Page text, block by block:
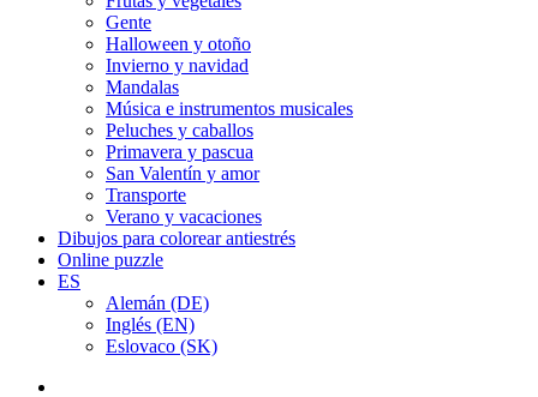
Gente
Halloween y otoño
Invierno y navidad
Mandalas
Música e instrumentos musicales
Peluches y caballos
Primavera y pascua
San Valentín y amor
Transporte
Verano y vacaciones
Dibujos para colorear antiestrés
Online puzzle
ES
Alemán (DE)
Inglés (EN)
Eslovaco (SK)